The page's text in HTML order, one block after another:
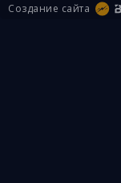
Создание сайта